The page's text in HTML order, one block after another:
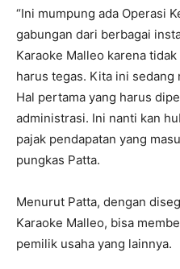
“Ini mumpung ada Operasi
gabungan dari berbagai
Karaoke Malleo karena
harus tegas. Kita ini
Hal pertama yang harus
administrasi. Ini nanti kan
pajak pendapatan yang
pungkas Patta.
Menurut Patta, dengan
Karaoke Malleo, bisa
pemilik usaha yang lainnya.